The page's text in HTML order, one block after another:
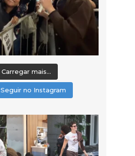
Carregar mais...
Seguir no Instagram